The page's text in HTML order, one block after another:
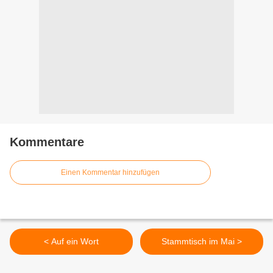
Kommentare
Einen Kommentar hinzufügen
< Auf ein Wort Stammtisch im Mai >